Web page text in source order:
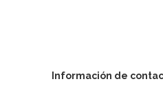
Información de